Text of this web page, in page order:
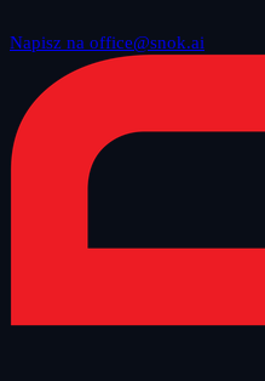
Napisz na office@snok.ai